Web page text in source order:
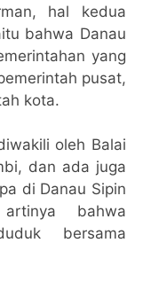
hal kedua
bahwa Danau
yang
pusat,
kota.
oleh Balai
dan ada juga
di Danau Sipin
bahwa
bersama